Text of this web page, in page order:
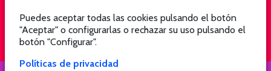
QUIÉNES SOMOS
Puedes aceptar todas las cookies pulsando el botón
"Aceptar" o configurarlas o rechazar su uso pulsando el
botón "Configurar".
Políticas de privacidad